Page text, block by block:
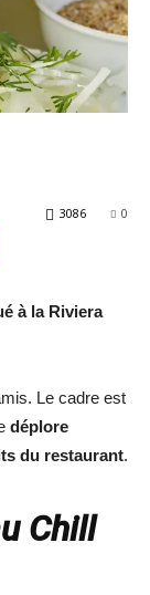
0
3086
à la Riviera
Le cadre est
déplore
du restaurant.
Chill